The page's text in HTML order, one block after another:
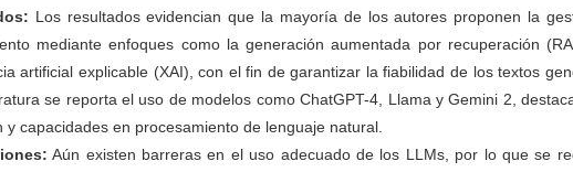
Los resultados evidencian que la mayoría de los autores proponen la
mediante enfoques como la generación aumentada por recuperación
artificial explicable (XAI), con el fin de garantizar la fiabilidad de los textos
se reporta el uso de modelos como ChatGPT-4, Llama y Gemini 2,
y capacidades en procesamiento de lenguaje natural.
Aún existen barreras en el uso adecuado de los LLMs, por lo que se